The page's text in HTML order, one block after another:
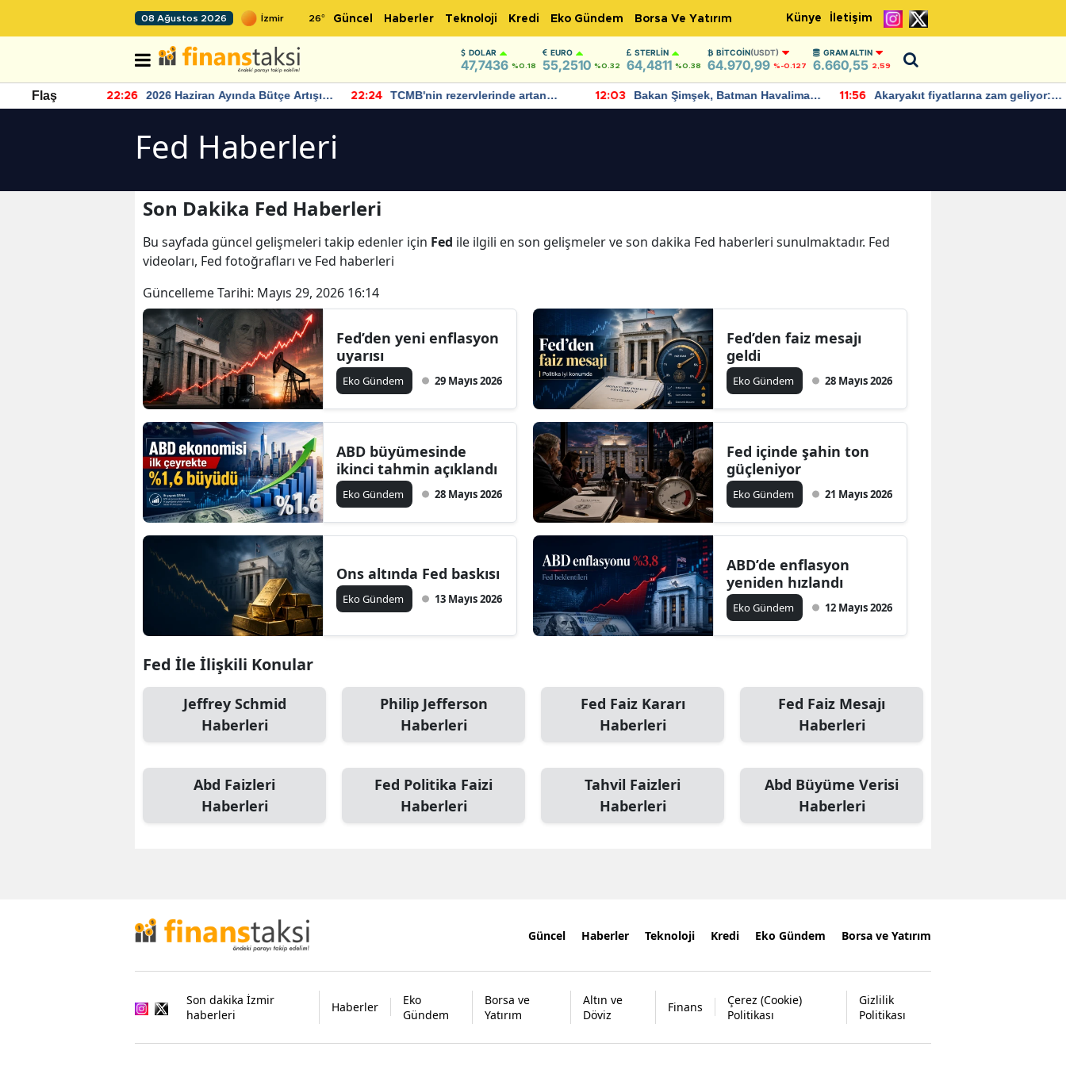
08 Ağustos 2026 26° Güncel Haberler Teknoloji Kredi Eko Gündem Borsa Ve Yatırım Künye İletişim
DOLAR
47,7436 %0.18
EURO
55,2510 %0.32
STERLIN
64,4811 %0.38
BITCOIN(USDT)
64.970,99 %-0.127
GRAM ALTIN
6.660,55 2,59
Flaş 22:26
2026 Haziran Ayında Bütçe Artışı
Yaşandı
22:24
TCMB'nin rezervlerinde artan
momentum devam ediyor
12:03
Bakan Şimşek, Batman Havalimanı
için umut verici açıklamalarda
11:56
Akaryakıt fiyatlarına zam geliyor:
Yeni tarih açıklandı
Fed Haberleri
Son Dakika Fed Haberleri
Bu sayfada güncel gelişmeleri takip edenler için Fed ile ilgili en son gelişmeler ve son dakika Fed haberleri sunulmaktadır. Fed
videoları, Fed fotoğrafları ve Fed haberleri
Güncelleme Tarihi: Mayıs 29, 2026 16:14
Fed’den yeni enflasyon
uyarısı
Eko Gündem 29 Mayıs 2026
Fed’den faiz mesajı
geldi
Eko Gündem 28 Mayıs 2026
ABD büyümesinde
ikinci tahmin açıklandı
Eko Gündem 28 Mayıs 2026
Fed içinde şahin ton
güçleniyor
Eko Gündem 21 Mayıs 2026
Ons altında Fed baskısı
Eko Gündem 13 Mayıs 2026
ABD’de enflasyon
yeniden hızlandı
Eko Gündem 12 Mayıs 2026
Fed İle İlişkili Konular
Jeffrey Schmid
Haberleri
Philip Jefferson
Haberleri
Fed Faiz Kararı
Haberleri
Fed Faiz Mesajı
Haberleri
Abd Faizleri
Haberleri
Fed Politika Faizi
Haberleri
Tahvil Faizleri
Haberleri
Abd Büyüme Verisi
Haberleri
Güncel Haberler Teknoloji Kredi Eko Gündem Borsa ve Yatırım
Son dakika İzmir
haberleri
Haberler
Eko
Gündem
Borsa ve
Yatırım
Altın ve
Döviz
Finans
Çerez (Cookie)
Politikası
Gizlilik
Politikası